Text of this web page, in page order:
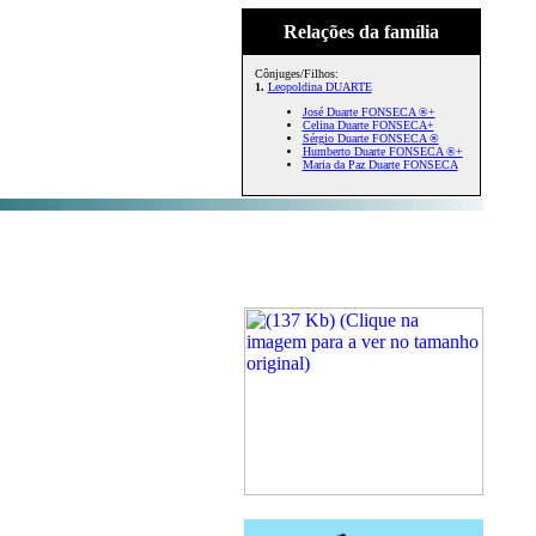
Relações da família
Cônjuges/Filhos:
1. Leopoldina DUARTE
José Duarte FONSECA ®+
Celina Duarte FONSECA+
Sérgio Duarte FONSECA ®
Humberto Duarte FONSECA ®+
Maria da Paz Duarte FONSECA